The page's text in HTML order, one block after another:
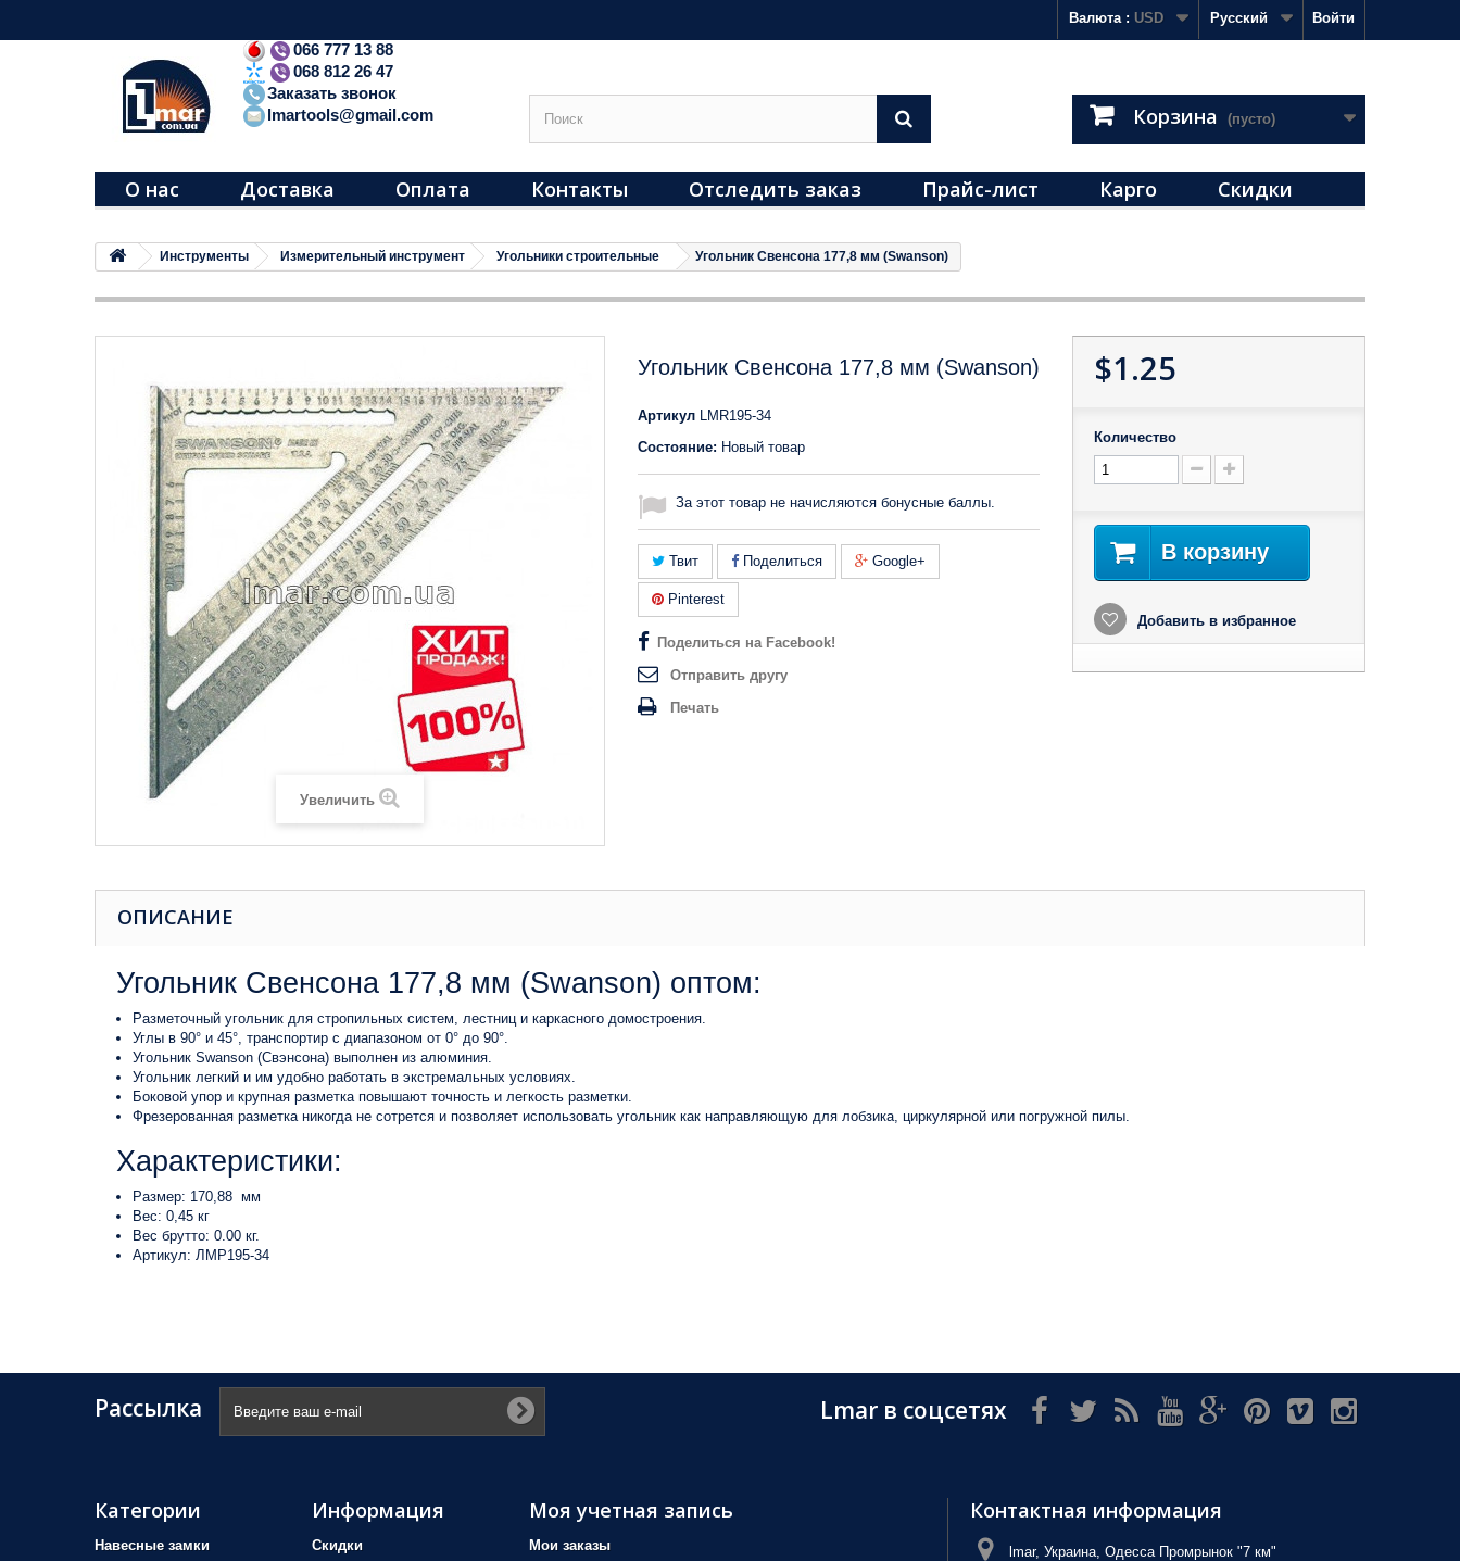
Войти
Русский
Валюта : USD
066 777 13 88
068 812 26 47
Заказать звонок
lmartools@gmail.com
Корзина (пусто)
О нас Доставка Оплата Контакты Отследить заказ Прайс-лист Карго Скидки
Инструменты Измерительный инструмент Угольники строительные Угольник Свенсона 177,8 мм (Swanson)
Увеличить
Угольник Свенсона 177,8 мм (Swanson)
Артикул LMR195-34
Состояние: Новый товар
За этот товар не начисляются бонусные баллы.
Твит Поделиться Google+
Pinterest
Поделиться на Facebook!
Отправить другу
Печать
$1.25
Количество
В корзину
Добавить в избранное
ОПИСАНИЕ
Угольник Свенсона 177,8 мм (Swanson) оптом:
Разметочный угольник для стропильных систем, лестниц и каркасного домостроения.
Углы в 90° и 45°, транспортир с диапазоном от 0° до 90°.
Угольник Swanson (Свэнсона) выполнен из алюминия.
Угольник легкий и им удобно работать в экстремальных условиях.
Боковой упор и крупная разметка повышают точность и легкость разметки.
Фрезерованная разметка никогда не сотрется и позволяет использовать угольник как направляющую для лобзика, циркулярной или погружной пилы.
Характеристики:
Размер: 170,88 мм
Вес: 0,45 кг
Вес брутто: 0.00 кг.
Артикул: ЛМР195-34
Рассылка Lmar в соцсетях
Категории
Навесные замки
Информация
Скидки
Моя учетная запись
Мои заказы
Контактная информация
lmar, Украина, Одесса Промрынок "7 км"